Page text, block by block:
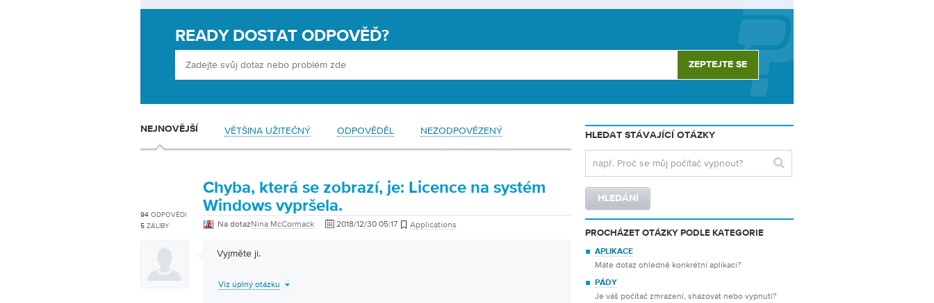
READY DOSTAT ODPOVĚĎ?
NEJNOVĚJŠÍ VĚTŠINA UŽITEČNÝ ODPOVĚDĚL NEZODPOVĚZENÝ
94 ODPOVĚDI
5 ZÁLIBY
Chyba, která se zobrazí, je: Licence na systém
Windows vypršela.
Na dotazNina McCormack 2018/12/30 05:17 Applications
Vyjměte ji.
Viz úplný otázku
HLEDAT STÁVAJÍCÍ OTÁZKY
PROCHÁZET OTÁZKY PODLE KATEGORIE
APLIKACE
Máte dotaz ohledně konkrétní aplikaci?
PÁDY
Je váš počítač zmrazení, shazovat nebo vypnutí?